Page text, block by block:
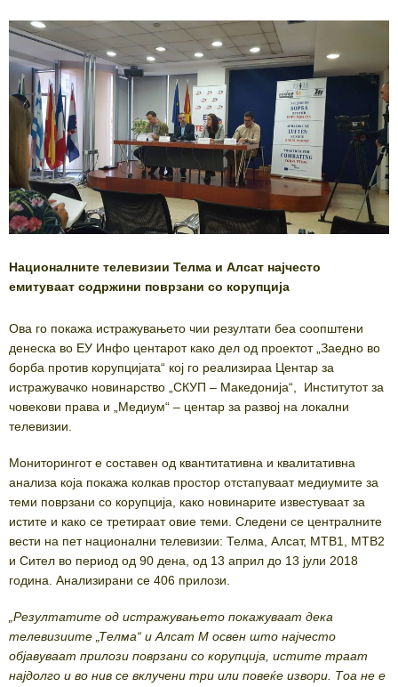
Националните телевизии Телма и Алсат најчесто
емитуваат содржини поврзани со корупција
Ова го покажа истражувањето чии резултати беа соопштени
денеска во ЕУ Инфо центарот како дел од проектот „Заедно во
борба против корупцијата“ кој го реализираа Центар за
истражувачко новинарство „СКУП – Македонија“, Институтот за
човекови права и „Медиум“ – центар за развој на локални
телевизии.
Мониторингот е составен од квантитативна и квалитативна
анализа која покажа колкав простор отстапуваат медиумите за
теми поврзани со корупција, како новинарите известуваат за
истите и како се третираат овие теми. Следени се централните
вести на пет национални телевизии: Телма, Алсат, МТВ1, МТВ2
и Сител во период од 90 дена, од 13 април до 13 јули 2018
година. Анализирани се 406 прилози.
„Резултатите од истражувањето покажуваат дека
телевизиите „Телма“ и Алсат М освен што најчесто
објавуваат прилози поврзани со корупција, истите траат
најдолго и во нив се вклучени три или повеќе извори. Тоа не е